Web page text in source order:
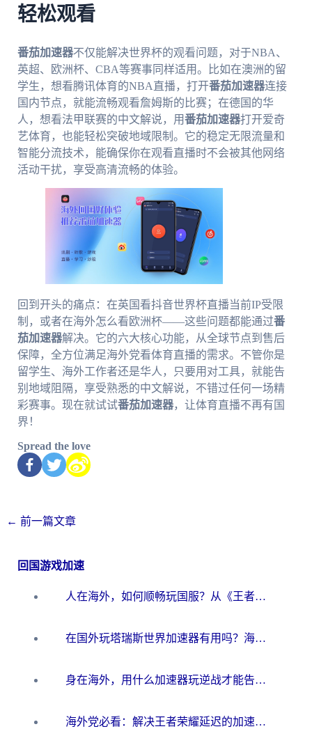
轻松观看
番茄加速器不仅能解决世界杯的观看问题，对于NBA、
英超、欧洲杯、CBA等赛事同样适用。比如在澳洲的留
学生，想看腾讯体育的NBA直播，打开番茄加速器连接
国内节点，就能流畅观看詹姆斯的比赛；在德国的华
人，想看法甲联赛的中文解说，用番茄加速器打开爱奇
艺体育，也能轻松突破地域限制。它的稳定无限流量和
智能分流技术，能确保你在观看直播时不会被其他网络
活动干扰，享受高清流畅的体验。
回到开头的痛点：在英国看抖音世界杯直播当前IP受限
制，或者在海外怎么看欧洲杯——这些问题都能通过番
茄加速器解决。它的六大核心功能，从全球节点到售后
保障，全方位满足海外党看体育直播的需求。不管你是
留学生、海外工作者还是华人，只要用对工具，就能告
别地域阻隔，享受熟悉的中文解说，不错过任何一场精
彩赛事。现在就试试番茄加速器，让体育直播不再有国
界！
Spread the love
← 前一篇文章
回国游戏加速
人在海外，如何顺畅玩国服？从《王者荣耀》到《云图计划》的加速器终极指南
在国外玩塔瑞斯世界加速器有用吗？海外玩家亲测后的真实答案
身在海外，用什么加速器玩逆战才能告别延迟？
海外党必看：解决王者荣耀延迟的加速器终极指南——从EVE到猫和老鼠，一个工具全搞定